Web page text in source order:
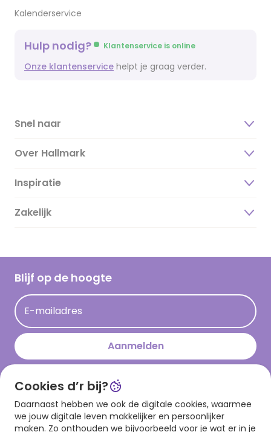
Kalenderservice
Hulp nodig? Klantenservice is online
Onze klantenservice helpt je graag verder.
Snel naar
Over Hallmark
Over ons
Duurzaamheid
Hallmark Kaartclub
Acties
Persberichten
Inspiratie
Magazine
Cadeau inspiratie
Op kamp gedichten en versjes
Leuke en grappige op kamp teksten
kamppost inspiratie
Zakelijk
Blijf op de hoogte
E-mailadres
Aanmelden
Download onze app
Cookies d’r bij?
Daarnaast hebben we ook de digitale cookies, waarmee
we jouw digitale leven makkelijker en persoonlijker
maken. Zo onthouden we bijvoorbeeld voor je wat er in je